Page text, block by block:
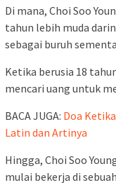
Di mana, Choi Soo
tahun lebih muda
sebagai buruh
Ketika berusia 18
mencari uang untuk
BACA JUGA: Doa
Latin dan Artinya
Hingga, Choi Soo
mulai bekerja di